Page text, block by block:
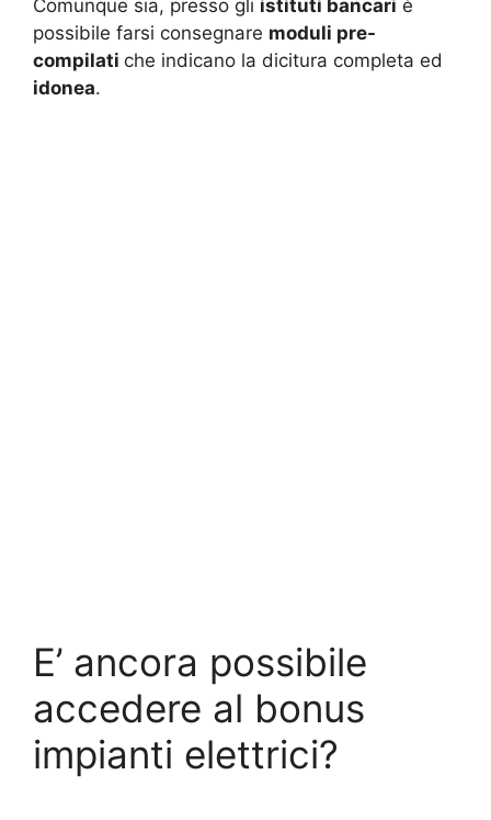
Comunque sia, presso gli istituti bancari è
possibile farsi consegnare moduli pre-
compilati che indicano la dicitura completa ed
idonea.
E’ ancora possibile
accedere al bonus
impianti elettrici?